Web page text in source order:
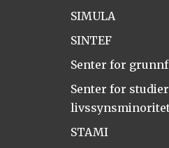
SIMULA
SINTEF
Senter for
Senter for
STAMI